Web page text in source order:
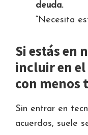
deuda.
“Necesita
Si estás en
incluir en
con menos
Sin entrar en
acuerdos, suele